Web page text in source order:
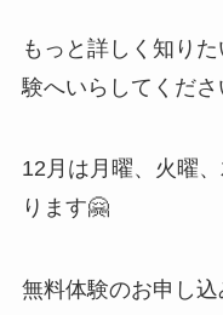
もっと詳しく知り
験へいらしてくださ
12月は月曜、火曜
ります🤗
無料体験のお申し